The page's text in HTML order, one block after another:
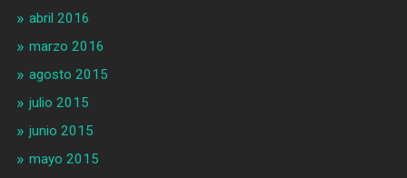
abril 2016
marzo 2016
agosto 2015
julio 2015
junio 2015
mayo 2015